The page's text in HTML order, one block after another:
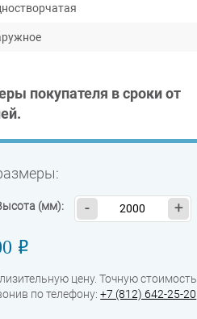
покупателя в сроки от
.
(мм): - +
o
цену. Точную стоимость
по телефону:+7 (812) 642-25-20